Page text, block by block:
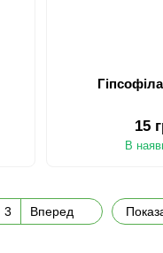
15
В
3 Вперед